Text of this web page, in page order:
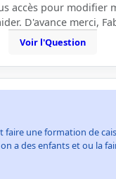
accès pour modifier
D'avance merci,
Voir l'Question
une formation de
a des enfants et ou la